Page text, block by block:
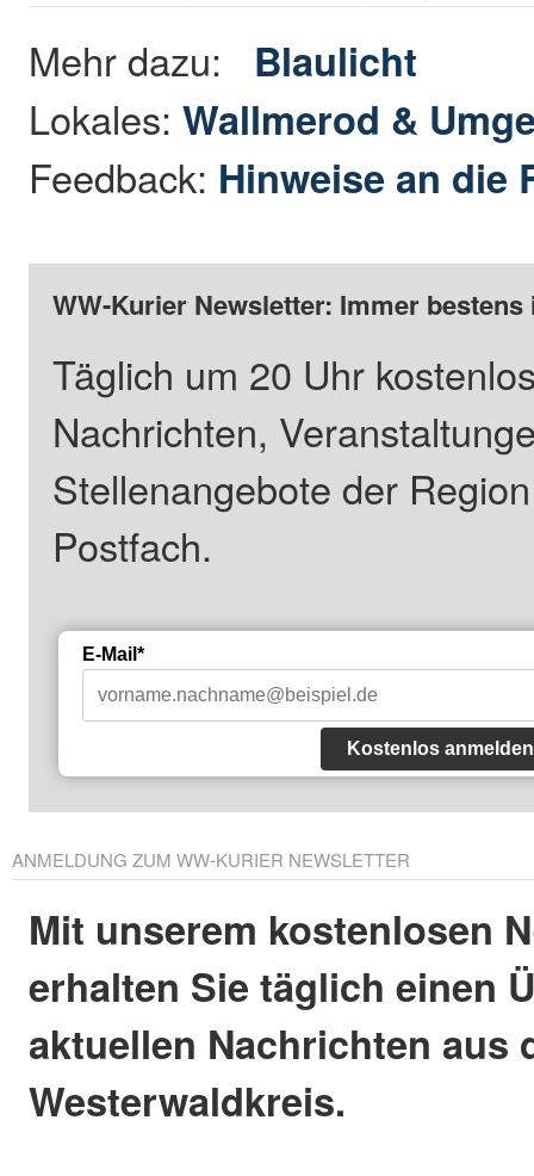
Mehr dazu: Blaulicht
Lokales:Wallmerod &
Feedback: Hinweise an die
WW-Kurier Newsletter: Immer
Täglich um 20 Uhr
Nachrichten,
Stellenangebote der
Postfach.
E-Mail*
Kostenlos anmelden
ANMELDUNG ZUM WW-KURIER NEWSLETTER
Mit unserem kostenlosen
erhalten Sie täglich einen
aktuellen Nachrichten aus
Westerwaldkreis.